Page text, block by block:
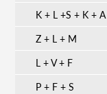
K + L +S + K + A
Z + L + M
L + V + F
P + F + S